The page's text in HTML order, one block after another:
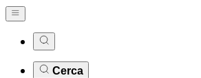
Cerca